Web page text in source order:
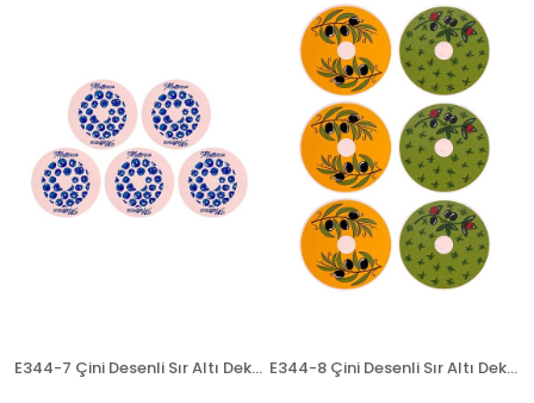
E344-7 Çini Desenli Sır Altı Dekal 7 cm E344-8 Çini Desenli Sır Altı Dekal 7 cm